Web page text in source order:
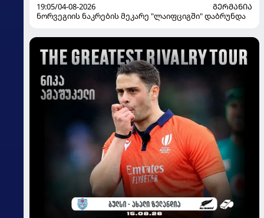
19:05/04-08-2026
ᲒᲔᲠᲛᲐᲜᲘᲐ
ნორვეგიის ნაკრების მეკარე "ლაიფციგში" დაბრუნდა